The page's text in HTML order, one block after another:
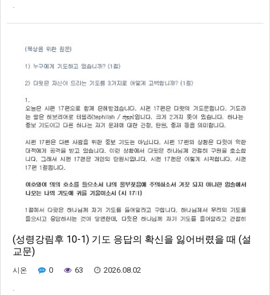
.
(성령강림후 10-1) 기도 응답의 확신을 잃어버렸을 때 (설
교문)
시온 0 63 2026.08.02
.